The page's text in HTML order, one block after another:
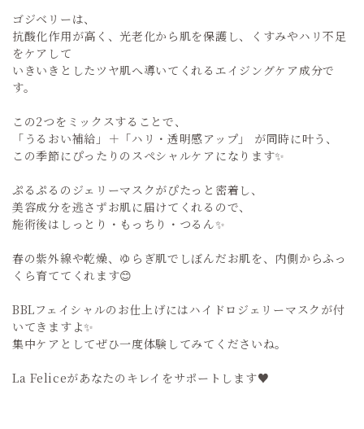
ゴジベリーは、
抗酸化作用が高く、光老化から肌を保護し、くすみやハリ不足
をケアして
いきいきとしたツヤ肌へ導いてくれるエイジングケア成分で
す。
この2つをミックスすることで、
「うるおい補給」＋「ハリ・透明感アップ」 が同時に叶う、
この季節にぴったりのスペシャルケアになります✨
ぷるぷるのジェリーマスクがぴたっと密着し、
美容成分を逃さずお肌に届けてくれるので、
施術後はしっとり・もっちり・つるん✨
春の紫外線や乾燥、ゆらぎ肌でしぼんだお肌を、内側からふっ
くら育ててくれます😊
BBLフェイシャルのお仕上げにはハイドロジェリーマスクが付
いてきますよ✨
集中ケアとしてぜひ一度体験してみてくださいね。
La Feliceがあなたのキレイをサポートします♥️